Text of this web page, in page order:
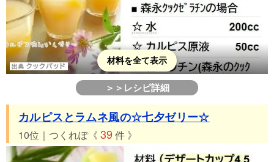
材料を全て表示
＞＞レシピ詳細
カルピスとラムネ風の☆七夕ゼリー☆
10位｜つくれぽ《 39 件 》